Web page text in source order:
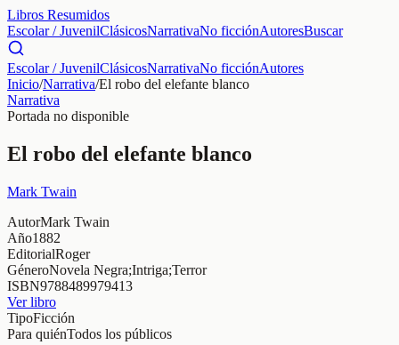
Libros Resumidos
Escolar / JuvenilClásicosNarrativaNo ficciónAutoresBuscar
Escolar / JuvenilClásicosNarrativaNo ficciónAutores
Inicio/Narrativa/El robo del elefante blanco
Narrativa
Portada no disponible
El robo del elefante blanco
Mark Twain
AutorMark Twain
Año1882
EditorialRoger
GéneroNovela Negra;Intriga;Terror
ISBN9788489979413
Ver libro
TipoFicción
Para quiénTodos los públicos